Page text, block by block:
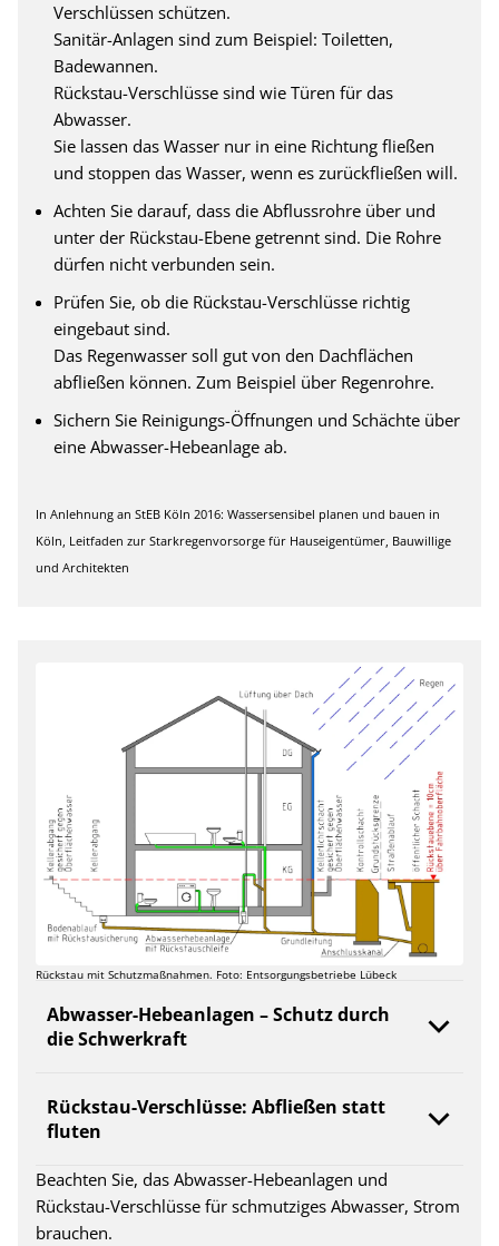
Verschlüssen schützen.
Sanitär-Anlagen sind zum Beispiel: Toiletten,
Badewannen.
Rückstau-Verschlüsse sind wie Türen für das
Abwasser.
Sie lassen das Wasser nur in eine Richtung fließen
und stoppen das Wasser, wenn es zurückfließen will.
Achten Sie darauf, dass die Abflussrohre über und
unter der Rückstau-Ebene getrennt sind. Die Rohre
dürfen nicht verbunden sein.
Prüfen Sie, ob die Rückstau-Verschlüsse richtig
eingebaut sind.
Das Regenwasser soll gut von den Dachflächen
abfließen können. Zum Beispiel über Regenrohre.
Sichern Sie Reinigungs-Öffnungen und Schächte über
eine Abwasser-Hebeanlage ab.
In Anlehnung an StEB Köln 2016: Wassersensibel planen und bauen in
Köln, Leitfaden zur Starkregenvorsorge für Hauseigentümer, Bauwillige
und Architekten
Rückstau mit Schutzmaßnahmen. Foto: Entsorgungsbetriebe Lübeck
Abwasser-Hebeanlagen – Schutz durch
die Schwerkraft
Rückstau-Verschlüsse: Abfließen statt
fluten
Beachten Sie, das Abwasser-Hebeanlagen und
Rückstau-Verschlüsse für schmutziges Abwasser, Strom
brauchen.